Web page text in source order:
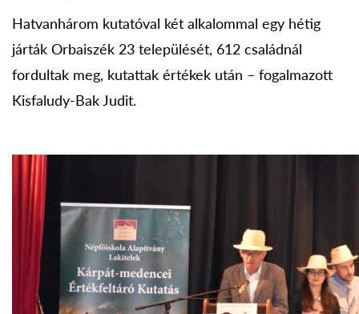
Hatvanhárom kutatóval két alkalommal egy hétig
járták Orbaiszék 23 települését, 612 családnál
fordultak meg, kutattak értékek után – fogalmazott
Kisfaludy-Bak Judit.